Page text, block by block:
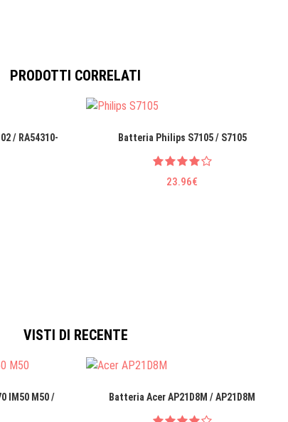
PRODOTTI CORRELATI
/ RA54310-
Batteria Philips S7105 / S7105
23.96€
VISTI DI RECENTE
IM50 M50 /
Batteria Acer AP21D8M / AP21D8M